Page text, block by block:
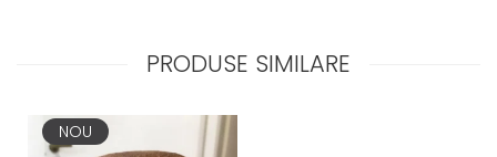
PRODUSE SIMILARE
NOU